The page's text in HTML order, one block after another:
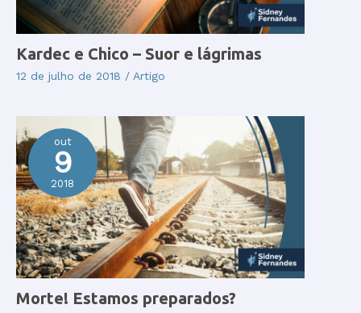
Kardec e Chico – Suor e lágrimas
12 de julho de 2018 / Artigo
out
9
2018
Morte! Estamos preparados?